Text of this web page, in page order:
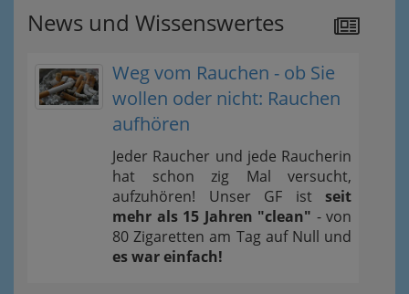
News und Wissenswertes
Weg vom Rauchen - ob Sie
wollen oder nicht: Rauchen
aufhören
Jeder Raucher und jede Raucherin
hat schon zig Mal versucht,
aufzuhören! Unser GF ist seit
mehr als 15 Jahren "clean" - von
80 Zigaretten am Tag auf Null und
es war einfach!